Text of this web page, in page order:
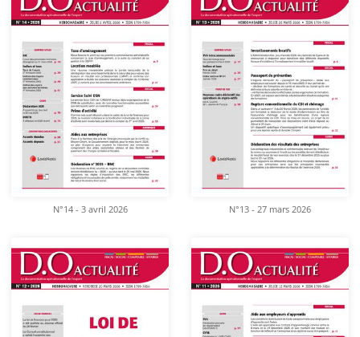
N°14 - 3 avril 2026 N°13 - 27 mars 2026